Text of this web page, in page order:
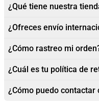
¿Qué tiene nuestra
¿Ofreces envío
¿Cómo rastreo mi
¿Cuál es tu política de
¿Cómo puedo